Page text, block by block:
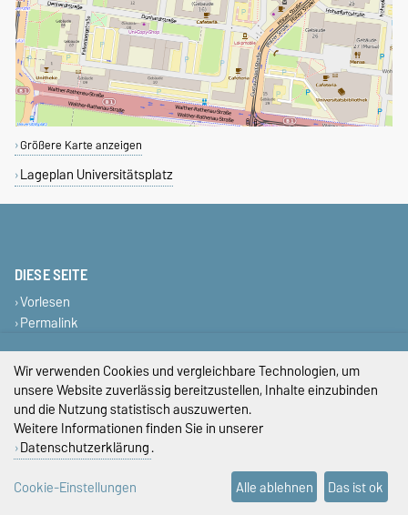
Größere Karte anzeigen
Lageplan Universitätsplatz
DIESE SEITE
Vorlesen
Permalink
Impressum
Datenschutz
Barrierefreiheit
Cookie-Einstellungen
Wir verwenden Cookies und vergleichbare Technologien, um
unsere Website zuverlässig bereitzustellen, Inhalte einzubinden
und die Nutzung statistisch auszuwerten.
Weitere Informationen finden Sie in unserer
Datenschutzerklärung.
Cookie-Einstellungen
Alle ablehnen Das ist ok